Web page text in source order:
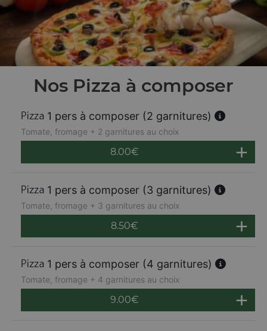
Nos Pizza à composer
1 pers à composer (2 garnitures)
Tomate, fromage + 2 garnitures au choix
8.00€
1 pers à composer (3 garnitures)
Tomate, fromage + 3 garnitures au choix
8.50€
1 pers à composer (4 garnitures)
Tomate, fromage + 4 garnitures au choix
9.00€